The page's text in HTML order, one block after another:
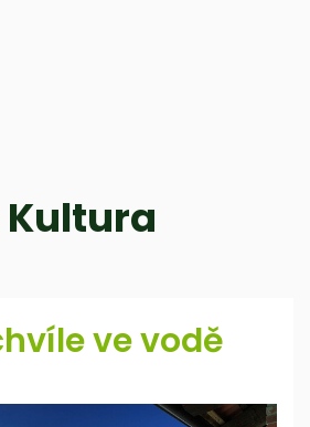
Kultura
ve vodě